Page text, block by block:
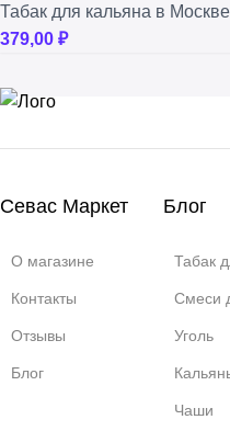
Табак для кальяна в Москве
379,00 ₽
Севас Маркет
О магазине
Контакты
Отзывы
Блог
Блог
Табак
Смеси
Уголь
Чаши